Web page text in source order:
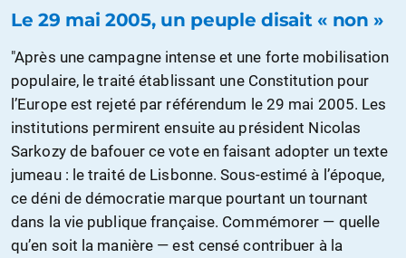
Le 29 mai 2005, un peuple disait « non »
"Après une campagne intense et une forte mobilisation
populaire, le traité établissant une Constitution pour
l’Europe est rejeté par référendum le 29 mai 2005. Les
institutions permirent ensuite au président Nicolas
Sarkozy de bafouer ce vote en faisant adopter un texte
jumeau : le traité de Lisbonne. Sous-estimé à l’époque,
ce déni de démocratie marque pourtant un tournant
dans la vie publique française. Commémorer — quelle
qu’en soit la manière — est censé contribuer à la